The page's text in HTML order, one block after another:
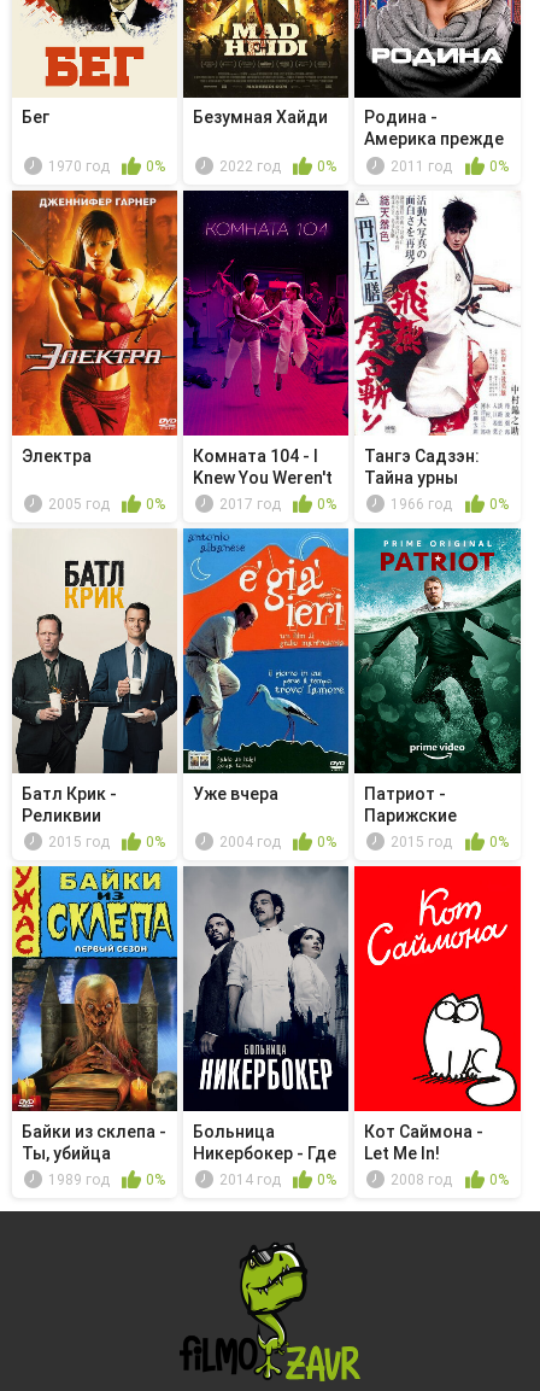
Бег
1970 год 0%
Безумная Хайди
2022 год 0%
Родина -
Америка прежде
всего2011 год 0%
Электра
2005 год 0%
Комната 104 - I
Knew You Weren't
Dead2017 год 0%
Тангэ Садзэн:
Тайна урны
1966 год 0%
Батл Крик -
Реликвии
2015 год 0%
Уже вчера
2004 год 0%
Патриот -
Парижские
пистолеты
2015 год 0%
Байки из склепа -
Ты, убийца
1989 год 0%
Больница
Никербокер - Где
достоинство?
2014 год 0%
Кот Саймона -
Let Me In!
2008 год 0%